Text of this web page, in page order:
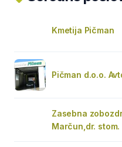
Kmetija Pičman
Pičman d.o.o.
Zasebna
Marčun,dr. stom.